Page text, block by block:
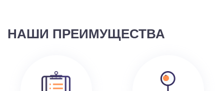
НАШИ ПРЕИМУЩЕСТВА